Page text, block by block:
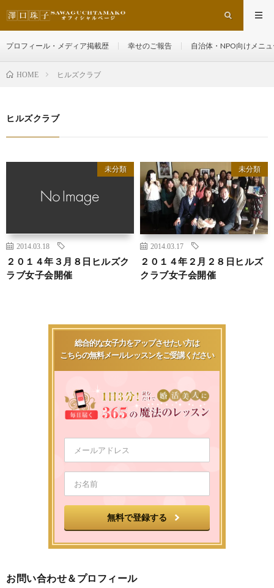
プロフィール・メディア掲載歴 幸せのご報告 自治体・NPO向けメニ
HOME ヒルズクラブ
ヒルズクラブ
未分類
2014.03.18
２０１４年３月８日ヒルズク
ラブ女子会開催
未分類
2014.03.17
２０１４年２月２８日ヒルズ
クラブ女子会開催
総合的な女子力をアップさせたい方は
こちらの無料メールレッスンをご受講ください
お問い合わせ＆プロフィール